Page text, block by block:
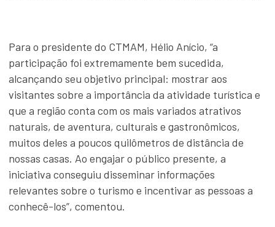
Para o presidente do CTMAM, Hélio Anício, “a
participação foi extremamente bem sucedida,
alcançando seu objetivo principal: mostrar aos
visitantes sobre a importância da atividade turística e
que a região conta com os mais variados atrativos
naturais, de aventura, culturais e gastronômicos,
muitos deles a poucos quilômetros de distância de
nossas casas. Ao engajar o público presente, a
iniciativa conseguiu disseminar informações
relevantes sobre o turismo e incentivar as pessoas a
conhecê-los”, comentou.